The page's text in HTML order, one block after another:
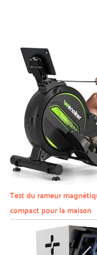
Test du rameur
compact pour la maison